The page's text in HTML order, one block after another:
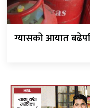
ग्यासको आयात